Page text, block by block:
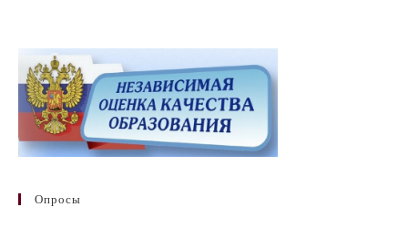
Опросы